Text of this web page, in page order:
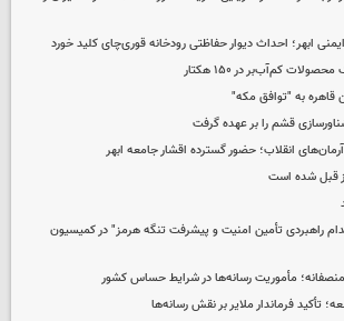
ابهر؛ احداث دیوار حفاظتی رودخانه قوری‌چای کلید خورد
کم‌آب‌بر در ۱۵۰ هکتار
قاهره به "توافق مکه"
قشم را بر عهده گرفت
انقلاب؛ حضور گسترده اقشار جامعه ابهر
قبل شده است
راهبردی تأمین امنیت و پیشرفت تنگه هرمز" در کمیسیون
منصفانه؛ مأموریت رسانه‌ها در شرایط حساس کشور
تأکید فرماندار ملایر بر نقش رسانه‌ها